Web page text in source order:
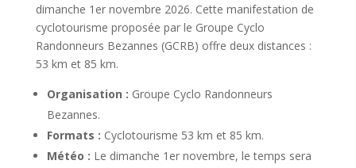
dimanche 1er novembre 2026. Cette manifestation de
cyclotourisme proposée par le Groupe Cyclo
Randonneurs Bezannes (GCRB) offre deux distances :
53 km et 85 km.
Organisation : Groupe Cyclo Randonneurs
Bezannes.
Formats : Cyclotourisme 53 km et 85 km.
Météo : Le dimanche 1er novembre, le temps sera